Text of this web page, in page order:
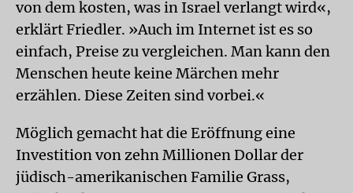
von dem kosten, was in Israel verlangt wird«,
erklärt Friedler. »Auch im Internet ist es so
einfach, Preise zu vergleichen. Man kann den
Menschen heute keine Märchen mehr
erzählen. Diese Zeiten sind vorbei.«
Möglich gemacht hat die Eröffnung eine
Investition von zehn Millionen Dollar der
jüdisch-amerikanischen Familie Grass,